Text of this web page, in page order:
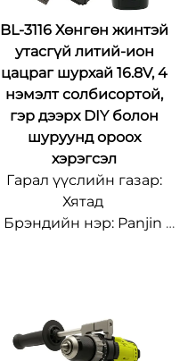
боломжтой
Хүргэлтийн хугацаа:
15~20 өдөр
Нийлүүлэх чадавхи:
OEM/ODM
BL-3116 Хөнгөн жинтэй
утасгүй литий-ион
цацраг шурхай 16.8V, 4
нэмэлт солбисортой,
гэр дээрх DIY болон
шуруунд ороох
хэрэгсэл
Гарал үүслийн газар:
Хятад
Брэндийн нэр: Panjin
Баглаан боодлын
дэлгэрэнгүй мэдээлэл: